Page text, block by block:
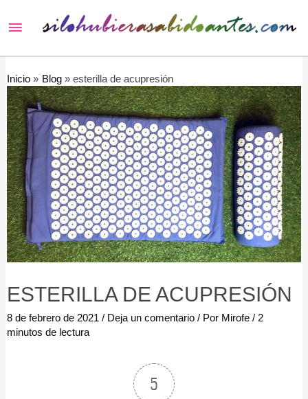
Menú
principal
Inicio Blog esterilla de acupresión
ESTERILLA DE ACUPRESIÓN
8 de febrero de 2021 / Deja un comentario / Por Mirofe / 2
minutos de lectura
5